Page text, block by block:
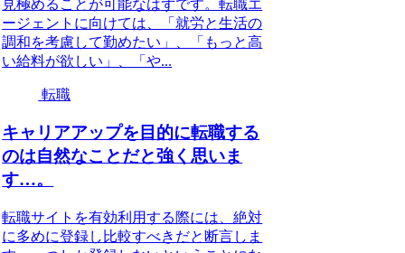
見極めることが可能なはずです。転職エ
ージェントに向けては、「就労と生活の
調和を考慮して勤めたい」、「もっと高
い給料が欲しい」、「や...
転職
キャリアアップを目的に転職する
のは自然なことだと強く思いま
す…。
転職サイトを有効利用する際には、絶対
に多めに登録し比較すべきだと断言しま